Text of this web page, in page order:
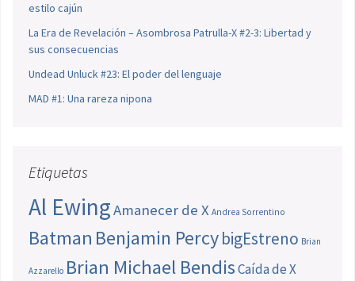
estilo cajún
La Era de Revelación – Asombrosa Patrulla-X #2-3: Libertad y
sus consecuencias
Undead Unluck #23: El poder del lenguaje
MAD #1: Una rareza nipona
Etiquetas
Al EwingAmanecer de X Andrea Sorrentino
Batman Benjamin PercybigEstreno Brian
Azzarello Brian Michael BendisCaída de X